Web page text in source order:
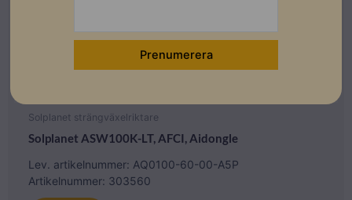
Solplanet strängväxelriktare
Solplanet ASW100K-LT, AFCI, Aidongle
Lev. artikelnummer: AQ0100-60-00-A5P
Artikelnummer: 303560